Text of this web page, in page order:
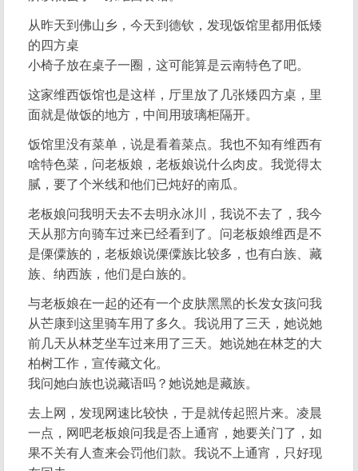
从昨天到佛山乡，今天到德钦，发现饭馆里都用低矮
的四方桌
小椅子放在桌子一圈，这可能算是云南特色了吧。
这家维西饭馆也是这样，厅里放了几张矮四方桌，里
面就是做饭的地方，中间用玻璃柜隔开。
饭馆里没有菜单，说是看着菜点。我也不知有维西有
啥特色菜，问老板娘，老板娘说什么肉皮。我觉得太
腻，要了个米线和他们已炖好的南瓜。
老板娘问我明天去不去明永冰川，我说不去了，我今
天从那方向骑车过来已经看到了。问老板娘维西是不
是傈僳族的，老板娘说傈僳族比较多，也有白族、藏
族、纳西族，他们是白族的。
与老板娘在一起的还有一个皮肤黑黑的长发女孩问我
从芒康到这里骑车用了多久。我说用了三天，她说她
前几天从林芝坐车过来用了三天。她说她在林芝的大
柏树工作，宣传藏文化。
我问她白族也说藏语吗？她说她是藏族。
去上网，发现网速比较快，于是就传起照片来。凌晨
一点，网吧老板娘问我是否上通宵，她要关门了，如
果不关有人查来会罚他们款。我说不上通宵，只好现